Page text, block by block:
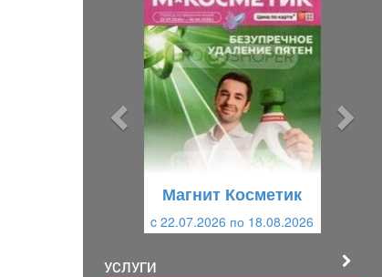
Магнит Косметик
c 22.07.2026 по 18.08.2026
УСЛУГИ